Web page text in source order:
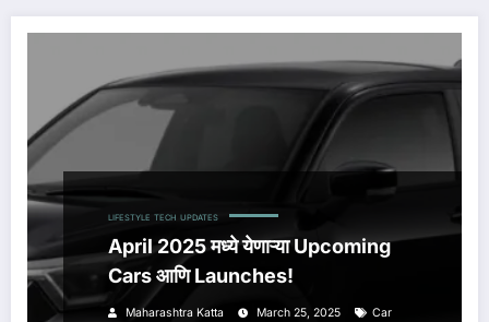
LIFESTYLE TECH UPDATES
April 2025 मध्ये येणाऱ्या Upcoming
Cars आणि Launches!
Maharashtra Katta March 25, 2025
Car